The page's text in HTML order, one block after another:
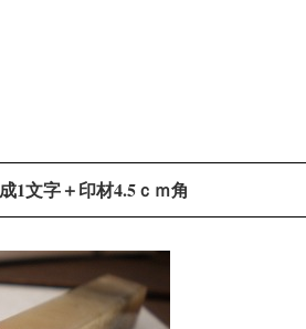
1文字＋印材4.5ｃｍ角